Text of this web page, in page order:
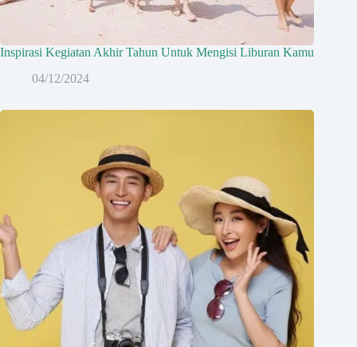
Inspirasi Kegiatan Akhir Tahun Untuk Mengisi Liburan Kamu
04/12/2024